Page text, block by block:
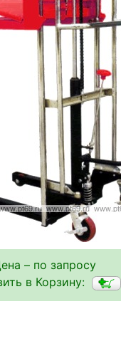
– по запросу
в Корзину: